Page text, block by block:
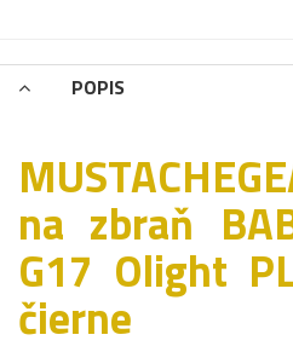
POPIS
na zbraň
G17 Olight
čierne